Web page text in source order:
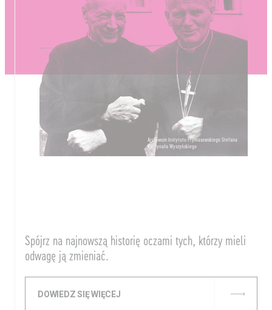
Spójrz na najnowszą historię oczami tych, którzy mieli
odwagę ją zmieniać.
DOWIEDZ SIĘ WIĘCEJ
Archiwum Instytutu Prymasowskiego Stefana
Kardynała Wyszyńskiego